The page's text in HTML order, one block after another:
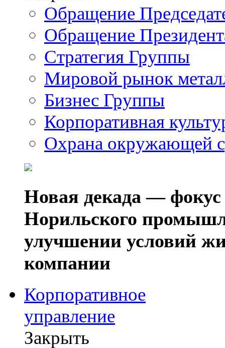
Обращение
Обращение
Стратегия Группы
Мировой рынок
Бизнес Группы
Корпоративная
Охрана окружающей
Новая декада — фокус
Норильского
улучшении условий
компании
Корпоративное
управление
Закрыть